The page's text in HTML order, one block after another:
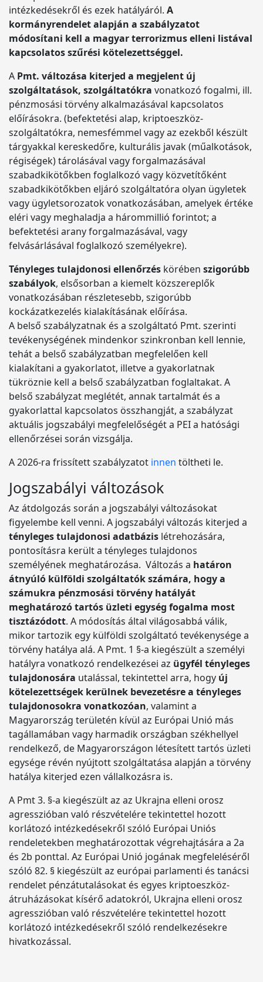
intézkedésekről és ezek hatályáról. A
kormányrendelet alapján a szabályzatot
módosítani kell a magyar terrorizmus elleni listával
kapcsolatos szűrési kötelezettséggel.
A Pmt. változása kiterjed a megjelent új
szolgáltatások, szolgáltatókra vonatkozó fogalmi, ill.
pénzmosási törvény alkalmazásával kapcsolatos
előírásokra. (befektetési alap, kriptoeszköz-
szolgáltatókra, nemesfémmel vagy az ezekből készült
tárgyakkal kereskedőre, kulturális javak (műalkotások,
régiségek) tárolásával vagy forgalmazásával
szabadkikötőkben foglalkozó vagy közvetítőként
szabadkikötőkben eljáró szolgáltatóra olyan ügyletek
vagy ügyletsorozatok vonatkozásában, amelyek értéke
eléri vagy meghaladja a hárommillió forintot; a
befektetési arany forgalmazásával, vagy
felvásárlásával foglalkozó személyekre).
Tényleges tulajdonosi ellenőrzés körében szigorúbb
szabályok, elsősorban a kiemelt közszereplők
vonatkozásában részletesebb, szigorúbb
kockázatkezelés kialakításának előírása.
A belső szabályzatnak és a szolgáltató Pmt. szerinti
tevékenységének mindenkor szinkronban kell lennie,
tehát a belső szabályzatban megfelelően kell
kialakítani a gyakorlatot, illetve a gyakorlatnak
tükröznie kell a belső szabályzatban foglaltakat. A
belső szabályzat meglétét, annak tartalmát és a
gyakorlattal kapcsolatos összhangját, a szabályzat
aktuális jogszabályi megfelelőségét a PEI a hatósági
ellenőrzései során vizsgálja.
A 2026-ra frissített szabályzatot innen töltheti le.
Jogszabályi változások
Az átdolgozás során a jogszabályi változásokat
figyelembe kell venni. A jogszabályi változás kiterjed a
tényleges tulajdonosi adatbázis létrehozására,
pontosításra került a tényleges tulajdonos
személyének meghatározása. Változás a határon
átnyúló külföldi szolgáltatók számára, hogy a
számukra pénzmosási törvény hatályát
meghatározó tartós üzleti egység fogalma most
tisztázódott. A módosítás által világosabbá válik,
mikor tartozik egy külföldi szolgáltató tevékenysége a
törvény hatálya alá. A Pmt. 1 §-a kiegészült a személyi
hatályra vonatkozó rendelkezései az ügyfél tényleges
tulajdonosára utalással, tekintettel arra, hogy új
kötelezettségek kerülnek bevezetésre a tényleges
tulajdonosokra vonatkozóan, valamint a
Magyarország területén kívül az Európai Unió más
tagállamában vagy harmadik országban székhellyel
rendelkező, de Magyarországon létesített tartós üzleti
egysége révén nyújtott szolgáltatása alapján a törvény
hatálya kiterjed ezen vállalkozásra is.
A Pmt 3. §-a kiegészült az az Ukrajna elleni orosz
agresszióban való részvételére tekintettel hozott
korlátozó intézkedésekről szóló Európai Uniós
rendeletekben meghatározottak végrehajtására a 2a
és 2b ponttal. Az Európai Unió jogának megfeleléséről
szóló 82. § kiegészült az európai parlamenti és tanácsi
rendelet pénzátutalásokat és egyes kriptoeszköz-
átruházásokat kísérő adatokról, Ukrajna elleni orosz
agresszióban való részvételére tekintettel hozott
korlátozó intézkedésekről szóló rendelkezésekre
hivatkozással.